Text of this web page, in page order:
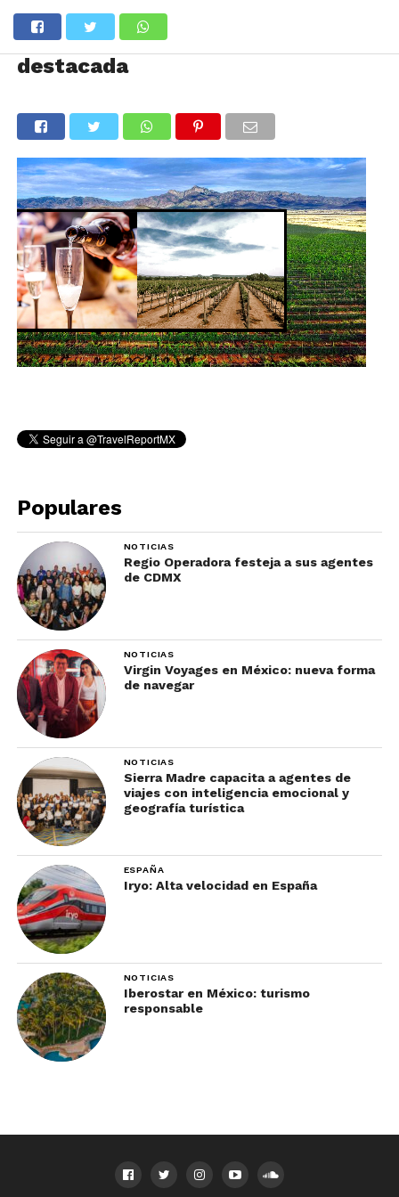
destacada
Populares
NOTICIAS
Regio Operadora festeja a sus agentes
de CDMX
NOTICIAS
Virgin Voyages en México: nueva forma
de navegar
NOTICIAS
Sierra Madre capacita a agentes de
viajes con inteligencia emocional y
geografía turística
ESPAÑA
Iryo: Alta velocidad en España
NOTICIAS
Iberostar en México: turismo
responsable